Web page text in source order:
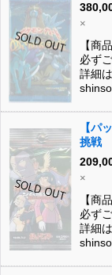
×
【商
必ず
詳細
【パ
挑戦
×
【商
必ず
詳細